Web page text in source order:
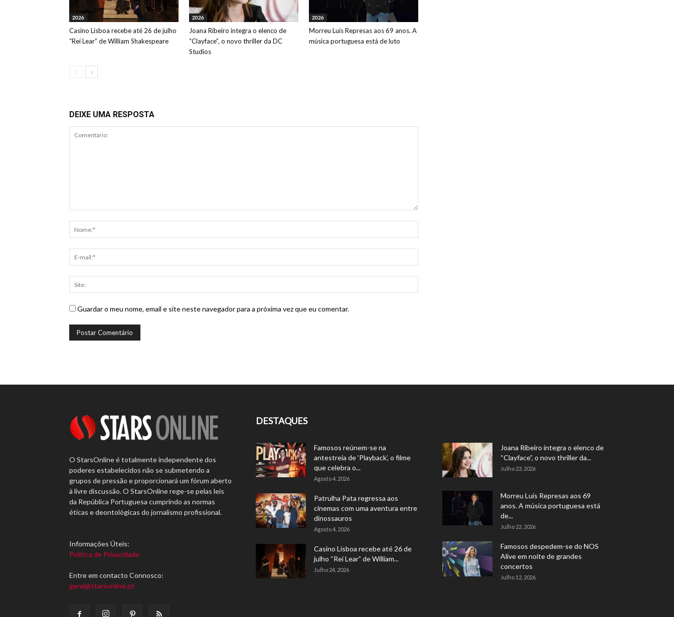
2026
Casino Lisboa recebe até 26 de julho
“Rei Lear” de William Shakespeare
2026
Joana Ribeiro integra o elenco de
“Clayface”, o novo thriller da DC
Studios
2026
Morreu Luís Represas aos 69 anos. A
música portuguesa está de luto
DEIXE UMA RESPOSTA
Guardar o meu nome, email e site neste navegador para a próxima vez que eu comentar.
O StarsOnline é totalmente independente dos
poderes estabelecidos não se submetendo a
grupos de pressão e proporcionará um fórum aberto
à livre discussão. O StarsOnline rege-se pelas leis
da República Portuguesa cumprindo as normas
éticas e deontológicas do jornalismo profissional.
Informações Úteis:
Política de Privacidade
Entre em contacto Connosco:
geral@starsonline.pt
DESTAQUES
Famosos reúnem-se na
antestreia de ‘Playback’, o filme
que celebra o...
Agosto 4, 2026
Patrulha Pata regressa aos
cinemas com uma aventura entre
dinossauros
Agosto 4, 2026
Casino Lisboa recebe até 26 de
julho “Rei Lear” de William...
Julho 24, 2026
Joana Ribeiro integra o elenco de
“Clayface”, o novo thriller da...
Julho 23, 2026
Morreu Luís Represas aos 69
anos. A música portuguesa está
de...
Julho 22, 2026
Famosos despedem-se do NOS
Alive em noite de grandes
concertos
Julho 12, 2026